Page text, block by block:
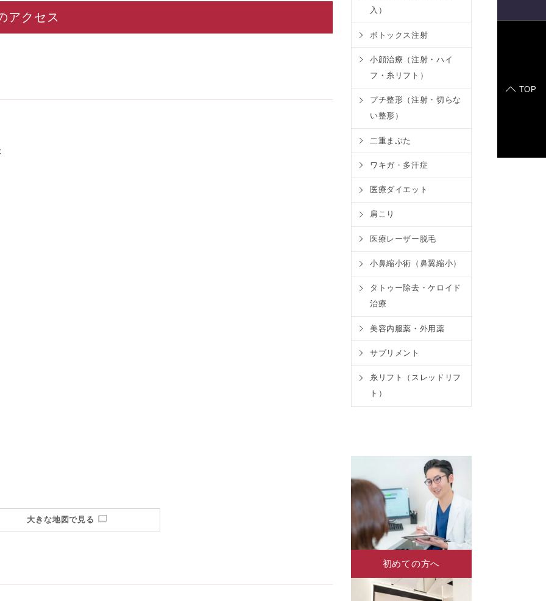
アクセス
大きな地図で見る
入）
ボトックス注射
小顔治療（注射・ハイ
フ・糸リフト）
プチ整形（注射・切らな
い整形）
二重まぶた
ワキガ・多汗症
医療ダイエット
肩こり
医療レーザー脱毛
小鼻縮小術（鼻翼縮小）
タトゥー除去・ケロイド
治療
美容内服薬・外用薬
サプリメント
糸リフト（スレッドリフ
ト）
初めての方へ
TOP